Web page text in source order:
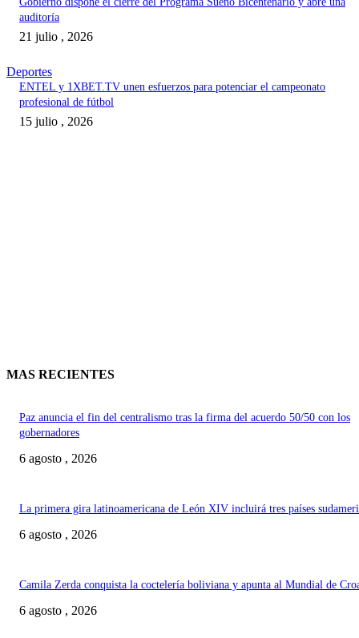
auditoría
21 julio , 2026
Deportes
ENTEL y 1XBET.TV unen esfuerzos para potenciar el campeonato
profesional de fútbol
15 julio , 2026
MAS RECIENTES
Paz anuncia el fin del centralismo tras la firma del acuerdo 50/50 con los
gobernadores
6 agosto , 2026
La primera gira latinoamericana de León XIV incluirá tres países
6 agosto , 2026
Camila Zerda conquista la coctelería boliviana y apunta al Mundial de
6 agosto , 2026